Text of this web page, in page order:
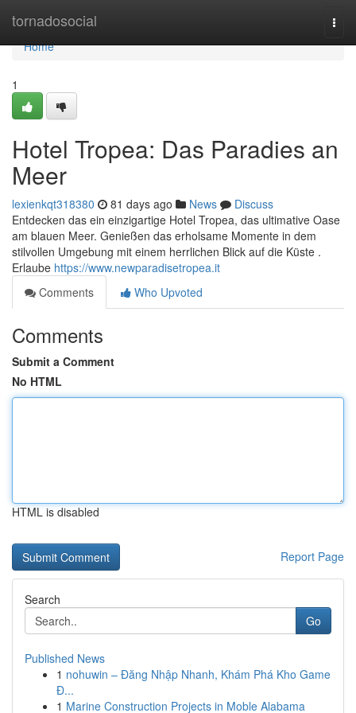
tornadosocial
Home
Home
1
Hotel Tropea: Das Paradies an
Meer
lexienkqt318380 81 days ago News
Discuss
Entdecken das ein einzigartige Hotel Tropea, das ultimative Oase
am blauen Meer. Genießen das erholsame Momente in dem
stilvollen Umgebung mit einem herrlichen Blick auf die Küste .
Erlaube https://www.newparadisetropea.it
Comments
Who Upvoted
Comments
Submit a Comment
No HTML
HTML is disabled
Report Page
Search
Go
Published News
1 nohuwin – Đăng Nhập Nhanh, Khám Phá Kho Game
Đ...
1 Marine Construction Projects in Moble Alabama